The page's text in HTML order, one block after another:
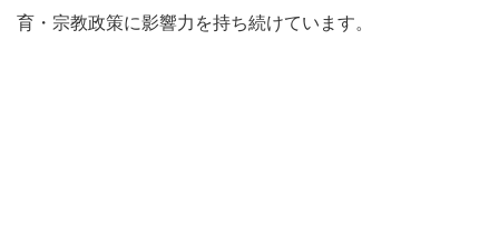
育・宗教政策に影響力を持ち続けています。